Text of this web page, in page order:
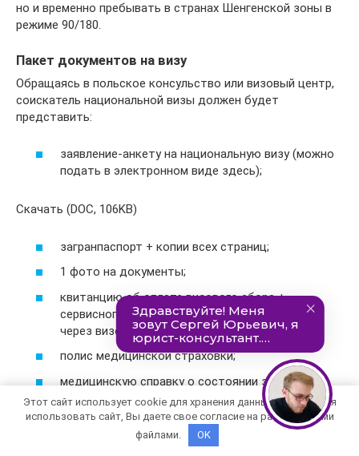
но и временно пребывать в странах Шенгенской зоны в
режиме 90/180.
Пакет документов на визу
Обращаясь в польское консульство или визовый центр,
соискатель национальной визы должен будет
представить:
заявление-анкету на национальную визу (можно
подать в электронном виде здесь);
Скачать (DOC, 106KB)
загранпаспорт + копии всех страниц;
1 фото на документы;
квитанцию об оплате визового сбора +
сервисного сбора, если документы подаются
через визовый центр;
полис медицинской страховки;
медицинскую справку о состоянии здоровья;
разрешение на работу или декларацию о
поручении работы иностранцу;
если иностранец должен содержать себя
Этот сайт использует cookie для хранения данных. Продолжая
использовать сайт, Вы даете свое согласие на работу с этими
файлами.
OK